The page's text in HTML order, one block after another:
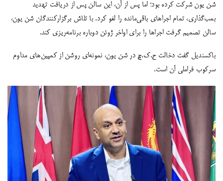
شن یون شرکت کرده بود؛ اما پس از آن، این سالن پس از دریافت تهدید
بمب‌گذاری، تمام اجراهای باقی‌مانده را لغو کرد. با تلاش برگزارکنندگان شن یون،
سالن تصمیم گرفت اجراها را برای اواخر ژوئن دوباره برنامه‌ریزی کند.
باکسندیل گفت دخالت ح.ک.چ در شن یون، نمونه‌ای روشن از کمپین‌های مداوم
سرکوب فراملی آن است.